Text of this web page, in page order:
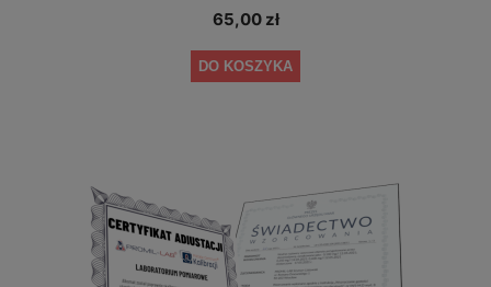
65,00 zł
DO KOSZYKA